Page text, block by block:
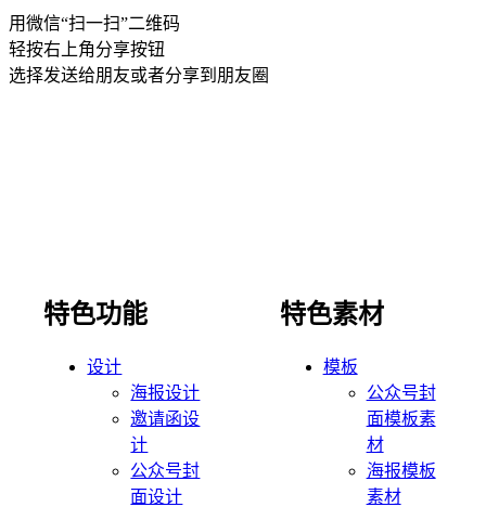
用微信“扫一扫”二维码
轻按右上角分享按钮
选择发送给朋友或者分享到朋友圈
特色功能
设计
海报设计
邀请函设
计
公众号封
面设计
特色素材
模板
公众号封
面模板素
材
海报模板
素材